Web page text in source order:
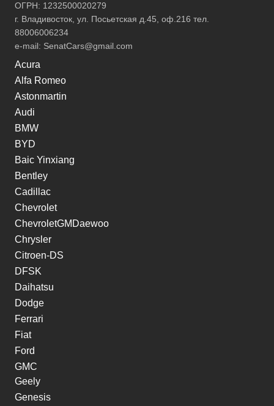
ОГРН: 1232500020279
г. Владивосток, ул. Посьетская д.45, оф.216 тел.
88006006234
e-mail: SenatCars@gmail.com
Acura
Alfa Romeo
Astonmartin
Audi
BMW
BYD
Baic Yinxiang
Bentley
Cadillac
Chevrolet
ChevroletGMDaewoo
Chrysler
Citroen-DS
DFSK
Daihatsu
Dodge
Ferrari
Fiat
Ford
GMC
Geely
Genesis